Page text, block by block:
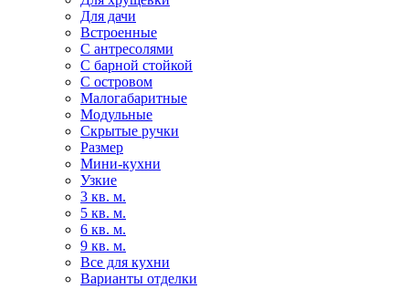
Для дачи
Встроенные
С антресолями
С барной стойкой
С островом
Малогабаритные
Модульные
Скрытые ручки
Размер
Мини-кухни
Узкие
3 кв. м.
5 кв. м.
6 кв. м.
9 кв. м.
Все для кухни
Варианты отделки